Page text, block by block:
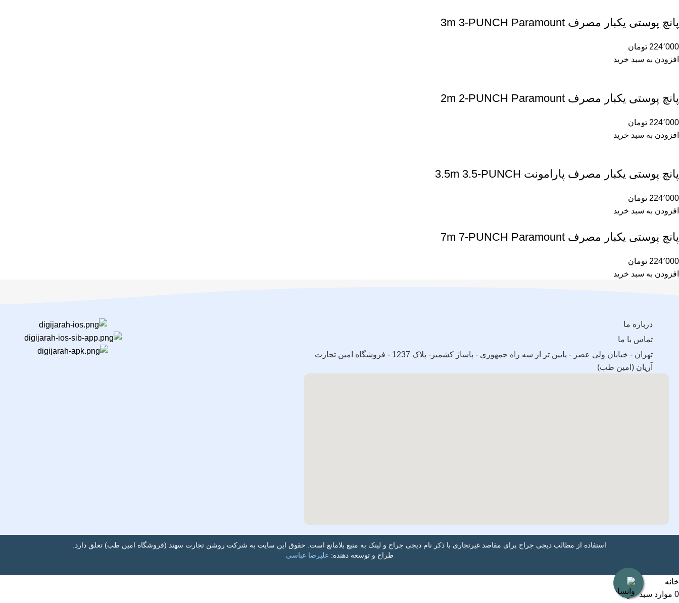
پانچ پوستی یکبار مصرف 3m 3-PUNCH Paramount
224٬000 تومان
افزودن به سبد خرید
پانچ پوستی یکبار مصرف 2m 2-PUNCH Paramount
224٬000 تومان
افزودن به سبد خرید
پانچ پوستی یکبار مصرف پارامونت 3.5m 3.5-PUNCH
224٬000 تومان
افزودن به سبد خرید
پانچ پوستی یکبار مصرف 7m 7-PUNCH Paramount
224٬000 تومان
افزودن به سبد خرید
درباره ما
تماس با ما
تهران - خیابان ولی عصر - پایین تر از سه راه جمهوری - پاساژ کشمیر- پلاک 1237 - فروشگاه امین تجارت
آریان (امین طب)
استفاده از مطالب دیجی جراح برای مقاصد غیرتجاری با ذکر نام دیجی جراح و لینک به منبع بلامانع است. حقوق این سایت به شرکت روشن تجارت سهند (فروشگاه امین طب) تعلق دارد.
طراح و توسعه دهنده: علیرضا عباسی
خانه
0 موارد سبد خرید